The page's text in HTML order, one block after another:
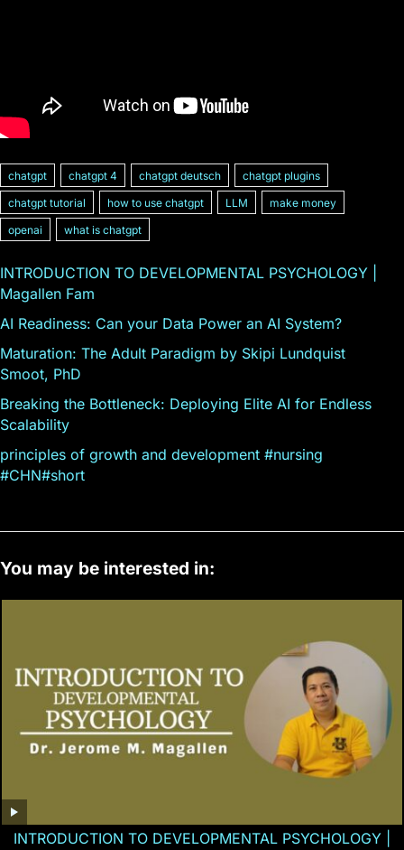
chatgpt chatgpt 4 chatgpt deutsch
chatgpt plugins
chatgpt tutorial
how to use chatgpt LLM
make money
openai
what is chatgpt
INTRODUCTION TO DEVELOPMENTAL PSYCHOLOGY |
Magallen Fam
AI Readiness: Can your Data Power an AI System?
Maturation: The Adult Paradigm by Skipi Lundquist
Smoot, PhD
Breaking the Bottleneck: Deploying Elite AI for Endless
Scalability
principles of growth and development #nursing
#CHN#short
You may be interested in:
INTRODUCTION TO DEVELOPMENTAL PSYCHOLOGY |